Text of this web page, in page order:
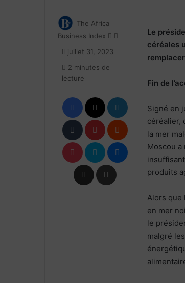
Le
céréales
Fin de
Signé en
céréalier,
la mer
Moscou
produits
Alors que
en mer
le
malgré
The Africa
Business Index
Follow
juillet 31, 2023
2 minutes de
lecture
Facebook
Tumblr Pinterest
Pocket Skype Messenger
Partager par email Imprimer